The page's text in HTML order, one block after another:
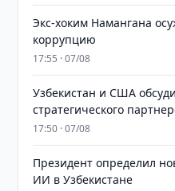
​​​​​​​Экс-хоким Намангана
коррупцию
17:55 · 07/08
Узбекистан и США
стратегического
17:50 · 07/08
Президент определил
ИИ в Узбекистане